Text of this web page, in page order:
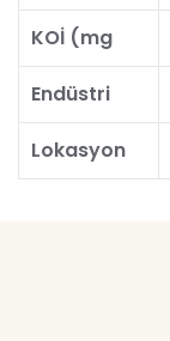
KOİ (mg
Endüstri
Lokasyon